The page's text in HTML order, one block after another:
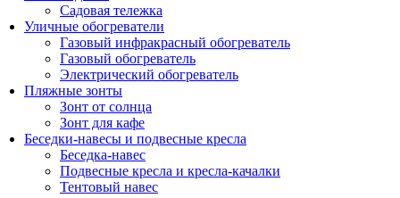
Садовая тележка
Уличные обогреватели
Газовый инфракрасный обогреватель
Газовый обогреватель
Электрический обогреватель
Пляжные зонты
Зонт от солнца
Зонт для кафе
Беседки-навесы и подвесные кресла
Беседка-навес
Подвесные кресла и кресла-качалки
Тентовый навес